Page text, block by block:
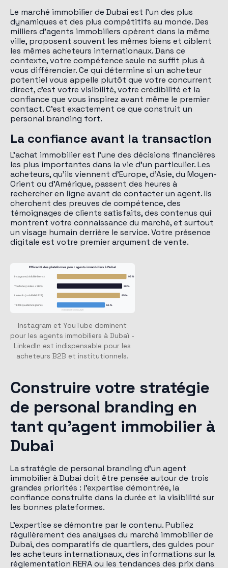
Le marché immobilier de Dubai est l'un des plus
dynamiques et des plus compétitifs au monde. Des
milliers d'agents immobiliers opèrent dans la même
ville, proposent souvent les mêmes biens et ciblent
les mêmes acheteurs internationaux. Dans ce
contexte, votre compétence seule ne suffit plus à
vous différencier. Ce qui détermine si un acheteur
potentiel vous appelle plutôt que votre concurrent
direct, c'est votre visibilité, votre crédibilité et la
confiance que vous inspirez avant même le premier
contact. C'est exactement ce que construit un
personal branding fort.
La confiance avant la transaction
L'achat immobilier est l'une des décisions financières
les plus importantes dans la vie d'un particulier. Les
acheteurs, qu'ils viennent d'Europe, d'Asie, du Moyen-
Orient ou d'Amérique, passent des heures à
rechercher en ligne avant de contacter un agent. Ils
cherchent des preuves de compétence, des
témoignages de clients satisfaits, des contenus qui
montrent votre connaissance du marché, et surtout
un visage humain derrière le service. Votre présence
digitale est votre premier argument de vente.
Efficacité des plateformes pour agents immobiliers à Dubaï
Instagram (visibilité biens) 95 %
YouTube (visites + SEO) 88 %
LinkedIn (crédibilité B2B) 85 %
TikTok (audience jeune) 65 %
Estimation Kosmos 2026
Instagram et YouTube dominent
pour les agents immobiliers à Dubaï -
LinkedIn est indispensable pour les
acheteurs B2B et institutionnels.
Construire votre stratégie
de personal branding en
tant qu'agent immobilier à
Dubai
La stratégie de personal branding d'un agent
immobilier à Dubai doit être pensée autour de trois
grandes priorités : l'expertise démontrée, la
confiance construite dans la durée et la visibilité sur
les bonnes plateformes.
L'expertise se démontre par le contenu. Publiez
régulièrement des analyses du marché immobilier de
Dubai, des comparatifs de quartiers, des guides pour
les acheteurs internationaux, des informations sur la
réglementation RERA ou les tendances des prix dans